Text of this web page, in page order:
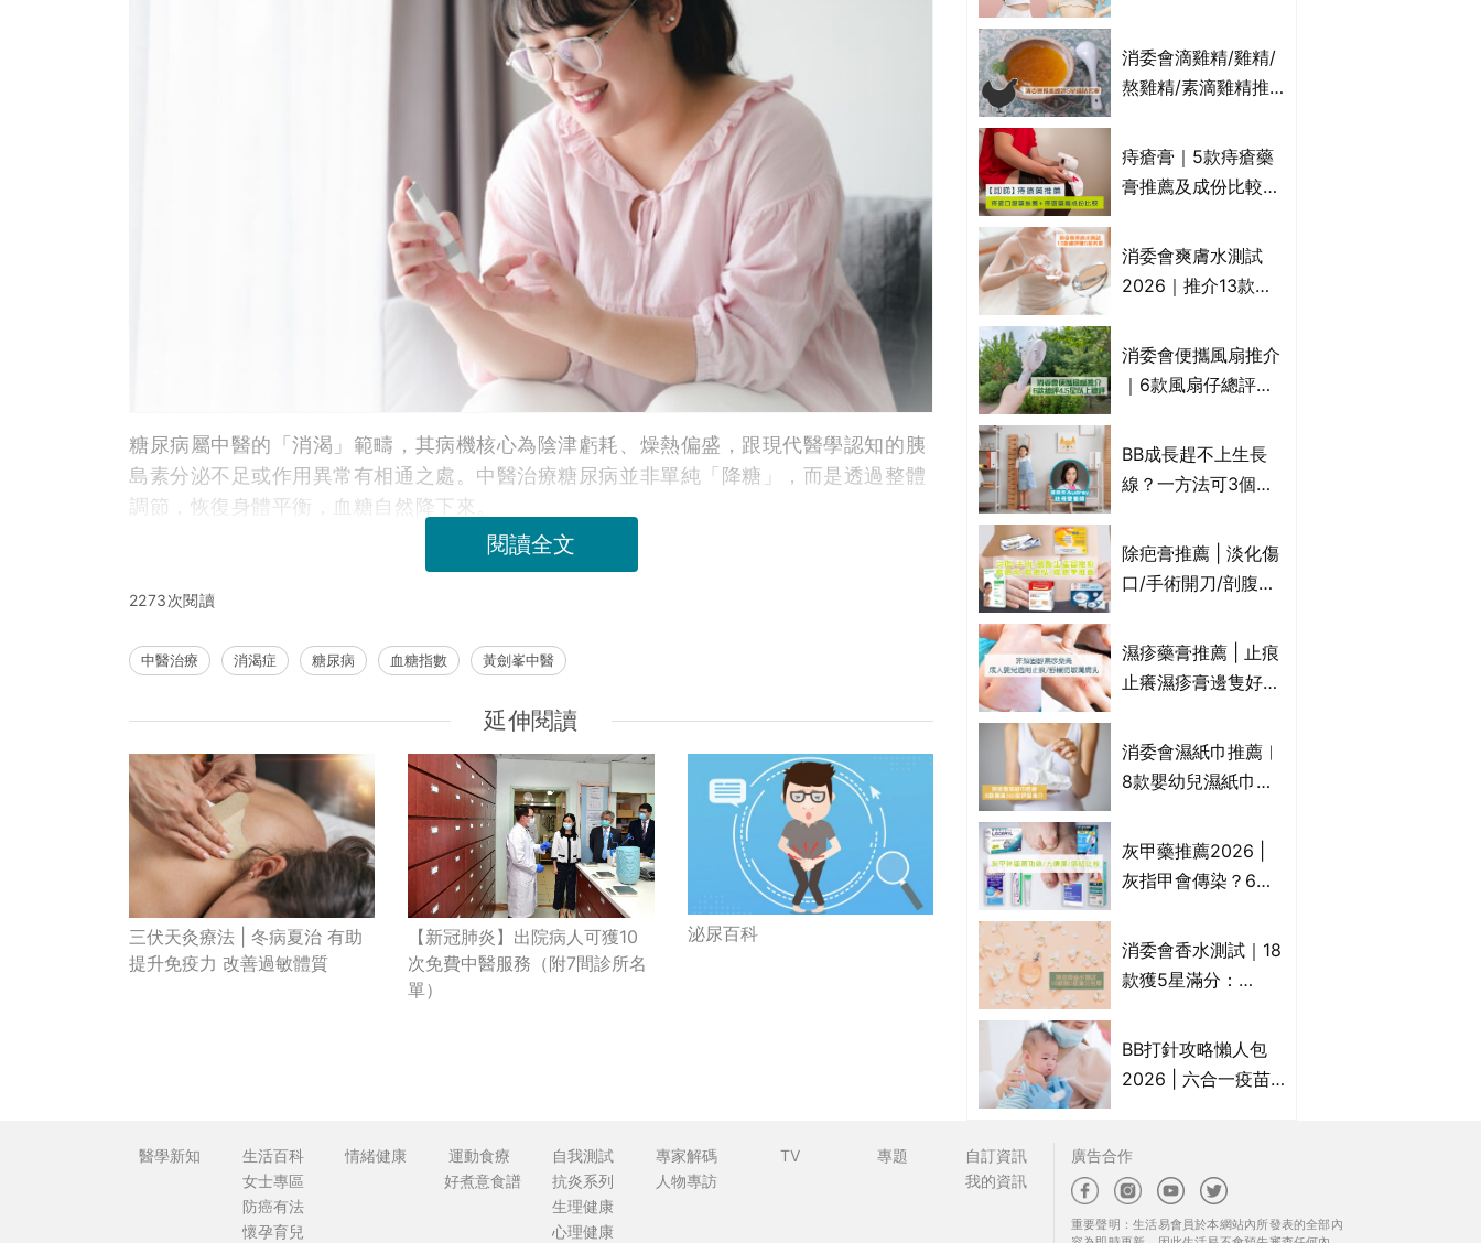
糖尿病屬中醫的「消渴」範疇，其病機核心為陰津虧耗、燥熱偏盛，跟現代醫學認知的胰
島素分泌不足或作用異常有相通之處。中醫治療糖尿病並非單純「降糖」，而是透過整體
調節，恢復身體平衡，血糖自然降下來。
閱讀全文
2273次閱讀
中醫治療 消渴症 糖尿病 血糖指數 黃劍峯中醫
延伸閱讀
三伏天灸療法 | 冬病夏治 有助
提升免疫力 改善過敏體質
【新冠肺炎】出院病人可獲10
次免費中醫服務（附7間診所名
單）
泌尿百科
VS不良黑店5大手法
對比｜SLIMTONE減
消委會滴雞精/雞精/
熬雞精/素滴雞精推
款含致癌物 9款總評
達5星滿分名單 屈臣
痔瘡膏｜5款痔瘡藥
膏推薦及成份比較
有效紓緩痔瘡疼痛痕
癢｜附痔瘡成因及病
消委會爽膚水測試
2026｜推介13款總
Cetaphil、The
Ordinary、
消委會便攜風扇推介
｜6款風扇仔總評達
品 MUJI、
Francfranc、
BB成長趕不上生長
線？一方法可3個月
懂得把握1歲起「長
高黃金期」
除疤膏推薦 | 淡化傷
口/手術開刀/剖腹生
藥膏/除疤筆/除疤貼
比較（消委會教揀選
濕疹藥膏推薦 | 止痕
止癢濕疹膏邊隻好？
膏/濕疹膏 嬰兒BB濕
疹皮膚適用！紓緩防
一覽)
消委會濕紙巾推薦︱
8款嬰幼兒濕紙巾獲
屈臣氏watsons、強
生Johnson's等｜測
灰甲藥推薦2026 |
灰指甲會傳染？6款
膏/抗甲癬油劑的功
效/價格比較：羅霉
消委會香水測試｜18
款獲5星滿分：
ARMANI、Marks &
Spencer、CHANEL
BB打針攻略懶人包
2026 | 六合一疫苗
打針/私家自費接種
嬰幼兒疫苗價錢比
較、BB打針後反應處
醫學新知
生活百科
女士專區
防癌有法
懷孕育兒
情緒健康
運動食療
好煮意食譜
自我測試
抗炎系列
生理健康
心理健康
專家解碼
人物專訪
TV 專題
自訂資訊
我的資訊
廣告合作
重要聲明：生活易會員於本網站內所發表的全部內